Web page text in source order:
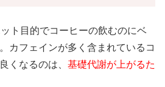
ト目的でコーヒーの飲むのにベ
カフェインが多く含まれているコ
くなるのは、 基礎代謝が上がるた